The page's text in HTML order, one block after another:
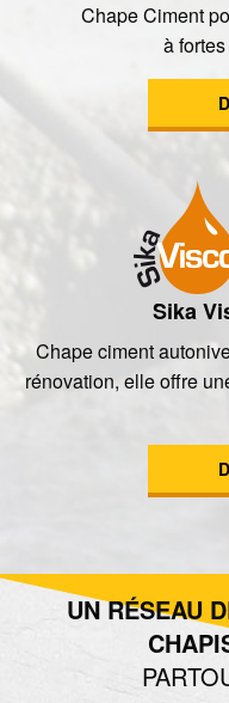
Chape Ciment
à
Sika
Chape ciment
rénovation, elle offre
UN RÉSEAU